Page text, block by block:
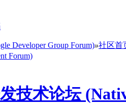
Developer Group Forum)»社区首
Forum)
技术论坛